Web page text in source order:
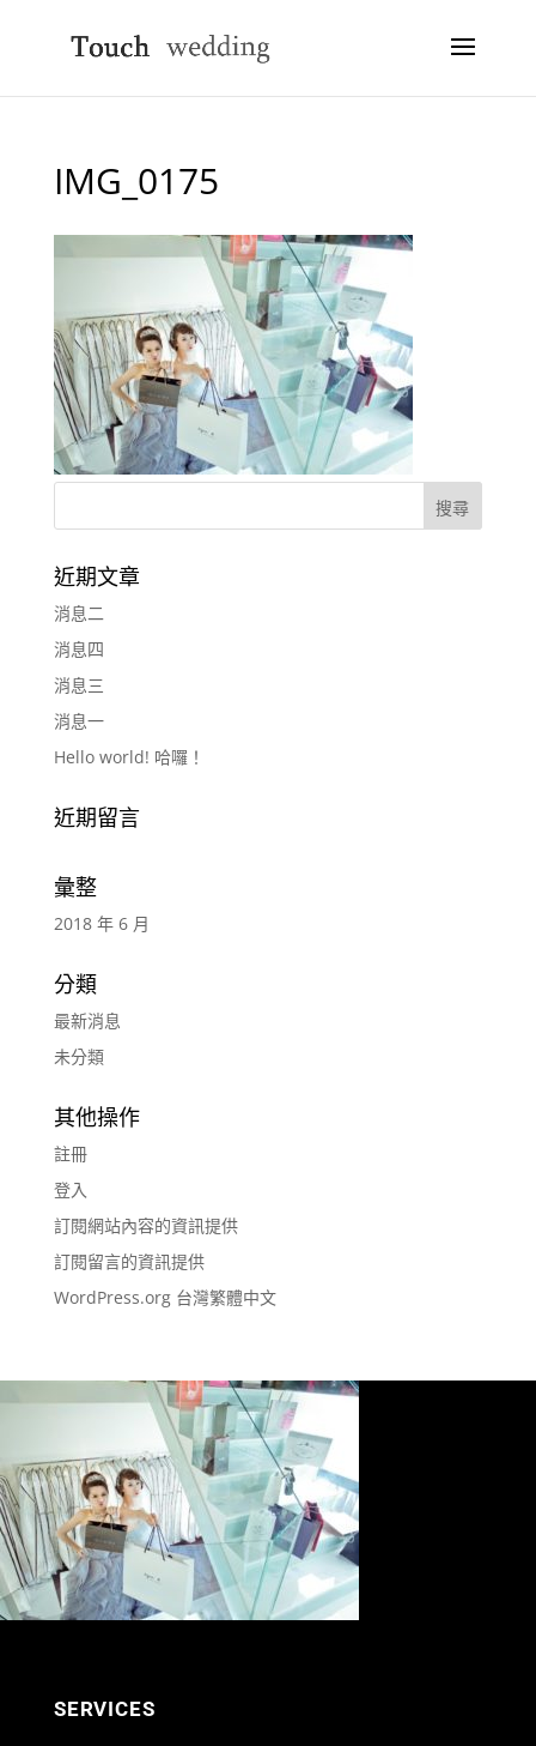
IMG_0175
近期文章
消息二
消息四
消息三
消息一
Hello world! 哈囉！
近期留言
彙整
2018 年 6 月
分類
最新消息
未分類
其他操作
註冊
登入
訂閱網站內容的資訊提供
訂閱留言的資訊提供
WordPress.org 台灣繁體中文
SERVICES